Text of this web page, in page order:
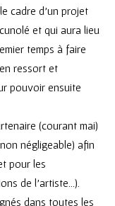
cadre d’un projet
et qui aura lieu
temps à faire
ressort et
pouvoir ensuite
(courant mai)
négligeable) afin
pour les
de l’artiste…).
dans toutes les